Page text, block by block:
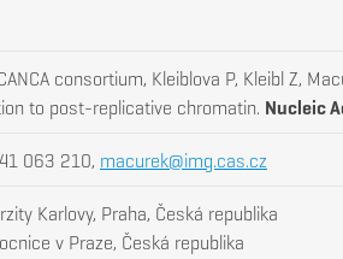
consortium, Kleiblova P, Kleibl Z,
to post-replicative chromatin. Nucleic
063 210, macurek@img.cas.cz
Karlovy, Praha, Česká republika
v Praze, Česká republika